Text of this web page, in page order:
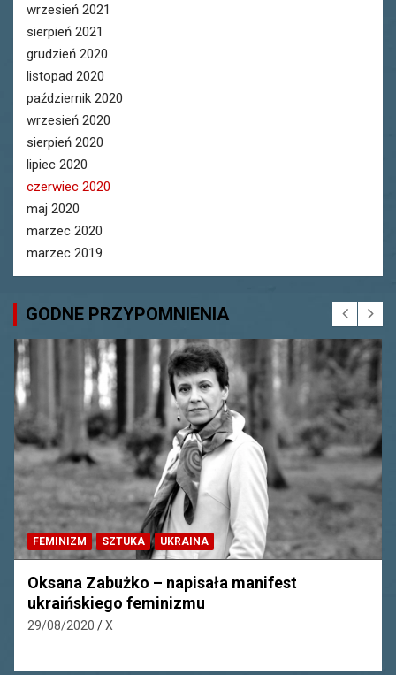
wrzesień 2021
sierpień 2021
grudzień 2020
listopad 2020
październik 2020
wrzesień 2020
sierpień 2020
lipiec 2020
czerwiec 2020
maj 2020
marzec 2020
marzec 2019
GODNE PRZYPOMNIENIA
EKWADOR FEMINIZM HISTORIA PERU
Manuela Sáenz, ekwadorska feministka i
rewolucjonistka
10/08/2020 X